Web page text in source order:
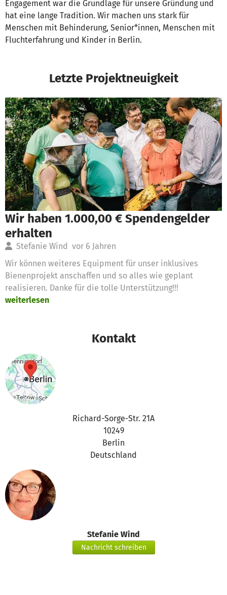
Engagement war die Grundlage für unsere Gründung und
hat eine lange Tradition. Wir machen uns stark für
Menschen mit Behinderung, Senior*innen, Menschen mit
Fluchterfahrung und Kinder in Berlin.
Letzte Projektneuigkeit
Wir haben 1.000,00 € Spendengelder
erhalten
Stefanie Wind vor 6 Jahren
Wir können weiteres Equipment für unser inklusives
Bienenprojekt anschaffen und so alles wie geplant
realisieren. Danke für die tolle Unterstützung!!!
weiterlesen
Kontakt
Richard-Sorge-Str. 21A
10249
Berlin
Deutschland
Stefanie Wind
Nachricht schreiben